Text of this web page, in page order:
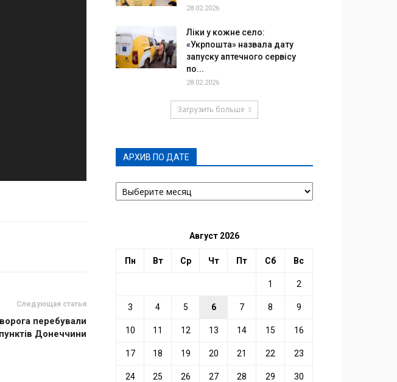
Следующая статья
перебували
Донеччини
28.02.2026
Ліки у кожне село:
«Укрпошта» назвала дату
запуску аптечного сервісу
по...
28.02.2026
Загрузить больше
АРХИВ ПО ДАТЕ
АРХИВ
ПО
Август 2026
Пн Вт Ср Чт Пт Сб Вс
1 2
3 4 5 6 7 8 9
10 11 12 13 14 15 16
17 18 19 20 21 22 23
24 25 26 27 28 29 30